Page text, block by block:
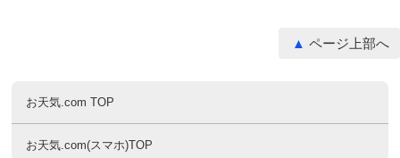
ページ上部へ
お天気.com TOP
お天気.com(スマホ)TOP